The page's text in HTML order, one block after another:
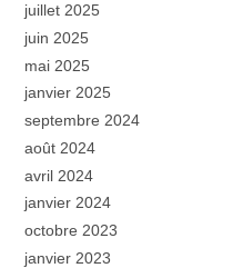
juillet 2025
juin 2025
mai 2025
janvier 2025
septembre 2024
août 2024
avril 2024
janvier 2024
octobre 2023
janvier 2023